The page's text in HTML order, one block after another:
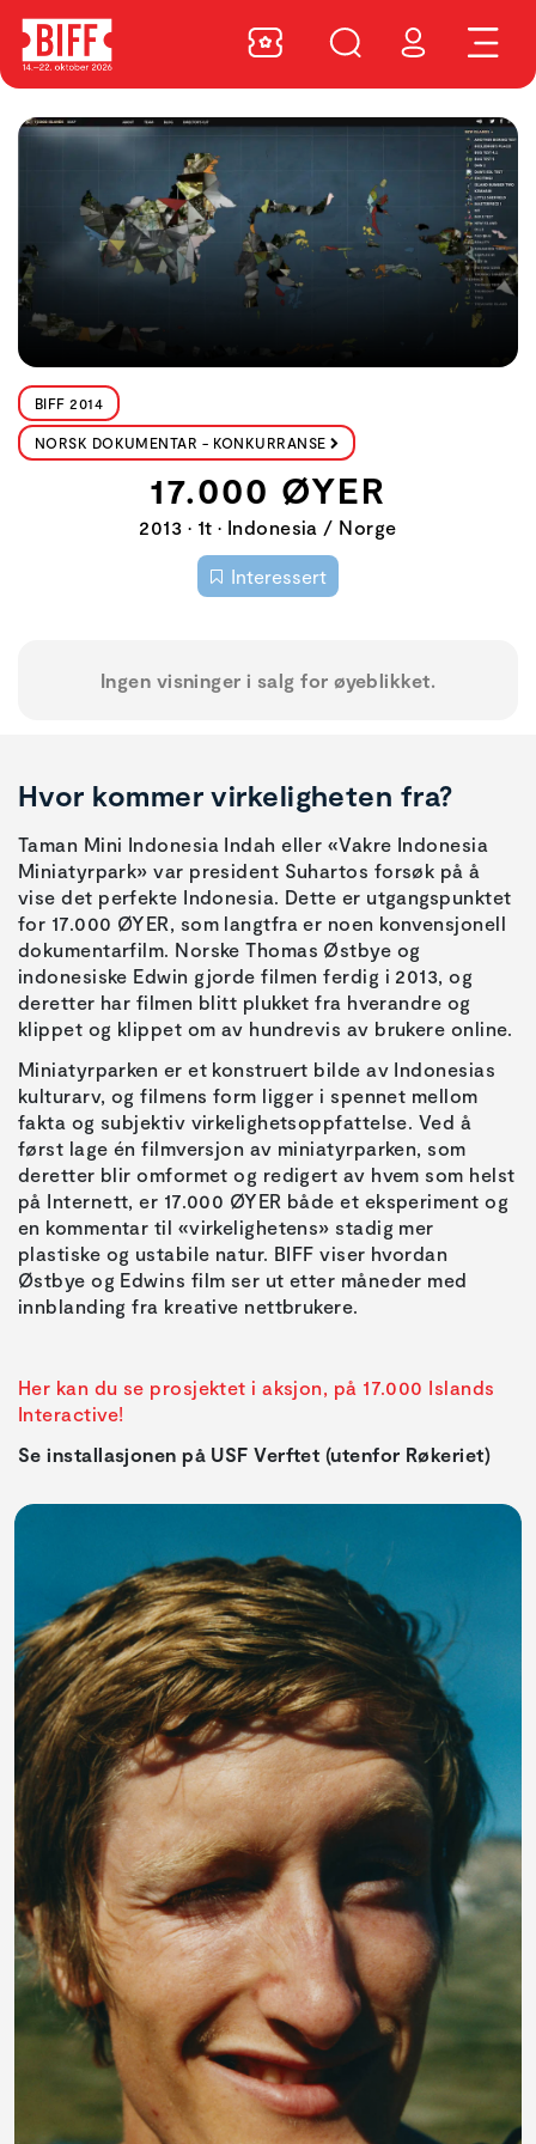
BIFF 2014
NORSK DOKUMENTAR - KONKURRANSE
17.000 ØYER
2013 • 1t • Indonesia / Norge
Interessert
Ingen visninger i salg for øyeblikket.
Hvor kommer virkeligheten fra?
Taman Mini Indonesia Indah eller «Vakre Indonesia
Miniatyrpark» var president Suhartos forsøk på å
vise det perfekte Indonesia. Dette er utgangspunktet
for 17.000 ØYER, som langtfra er noen konvensjonell
dokumentarfilm. Norske Thomas Østbye og
indonesiske Edwin gjorde filmen ferdig i 2013, og
deretter har filmen blitt plukket fra hverandre og
klippet og klippet om av hundrevis av brukere online.
Miniatyrparken er et konstruert bilde av Indonesias
kulturarv, og filmens form ligger i spennet mellom
fakta og subjektiv virkelighetsoppfattelse. Ved å
først lage én filmversjon av miniatyrparken, som
deretter blir omformet og redigert av hvem som helst
på Internett, er 17.000 ØYER både et eksperiment og
en kommentar til «virkelighetens» stadig mer
plastiske og ustabile natur. BIFF viser hvordan
Østbye og Edwins film ser ut etter måneder med
innblanding fra kreative nettbrukere.
Her kan du se prosjektet i aksjon, på 17.000 Islands
Interactive!
Se installasjonen på USF Verftet (utenfor Røkeriet)